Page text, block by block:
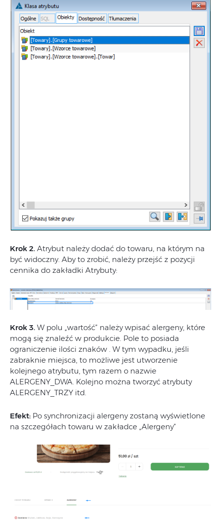
Krok 2. Atrybut należy dodać do towaru, na którym na
być widoczny. Aby to zrobić, należy przejść z pozycji
cennika do zakładki Atrybuty:
Krok 3. W polu „wartość” należy wpisać alergeny, które
mogą się znaleźć w produkcie. Pole to posiada
ograniczenie ilości znaków . W tym wypadku, jeśli
zabraknie miejsca, to możliwe jest utworzenie
kolejnego atrybutu, tym razem o nazwie
ALERGENY_DWA. Kolejno można tworzyć atrybuty
ALERGENY_TRZY itd.
Efekt: Po synchronizacji alergeny zostaną wyświetlone
na szczegółach towaru w zakładce „Alergeny”